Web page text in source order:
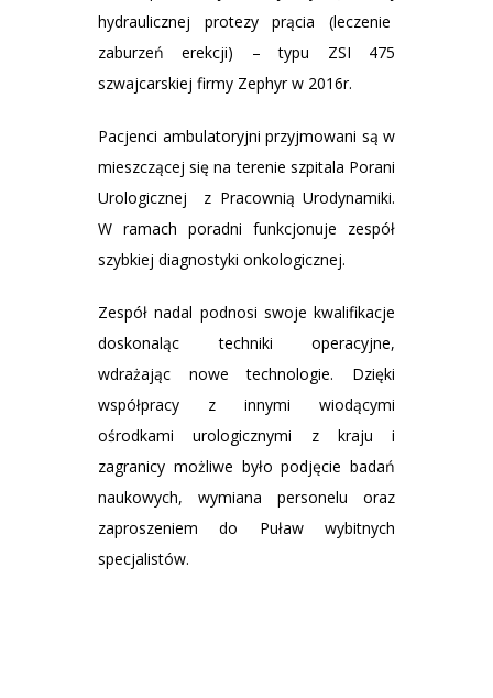
hydraulicznej protezy prącia (leczenie
zaburzeń erekcji) – typu ZSI 475
szwajcarskiej firmy Zephyr w 2016r.
Pacjenci ambulatoryjni przyjmowani są w
mieszczącej się na terenie szpitala Porani
Urologicznej z Pracownią Urodynamiki.
W ramach poradni funkcjonuje zespół
szybkiej diagnostyki onkologicznej.
Zespół nadal podnosi swoje kwalifikacje
doskonaląc techniki operacyjne,
wdrażając nowe technologie. Dzięki
współpracy z innymi wiodącymi
ośrodkami urologicznymi z kraju i
zagranicy możliwe było podjęcie badań
naukowych, wymiana personelu oraz
zaproszeniem do Puław wybitnych
specjalistów.